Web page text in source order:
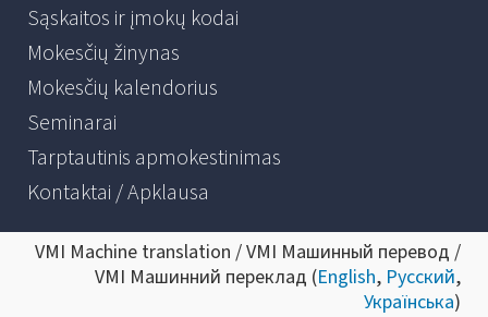
Sąskaitos ir įmokų kodai
Mokesčių žinynas
Mokesčių kalendorius
Seminarai
Tarptautinis apmokestinimas
Kontaktai / Apklausa
VMI Machine translation / VMI Машинный перевод /
VMI Машинний переклад (English, Русский,
Українська)